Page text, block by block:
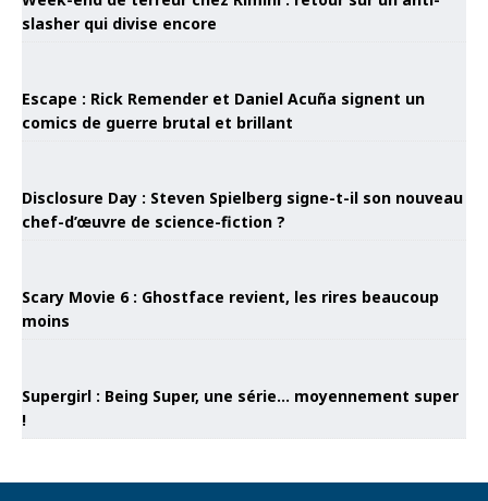
slasher qui divise encore
Escape : Rick Remender et Daniel Acuña signent un
comics de guerre brutal et brillant
Disclosure Day : Steven Spielberg signe-t-il son nouveau
chef-d’œuvre de science-fiction ?
Scary Movie 6 : Ghostface revient, les rires beaucoup
moins
Supergirl : Being Super, une série… moyennement super
!